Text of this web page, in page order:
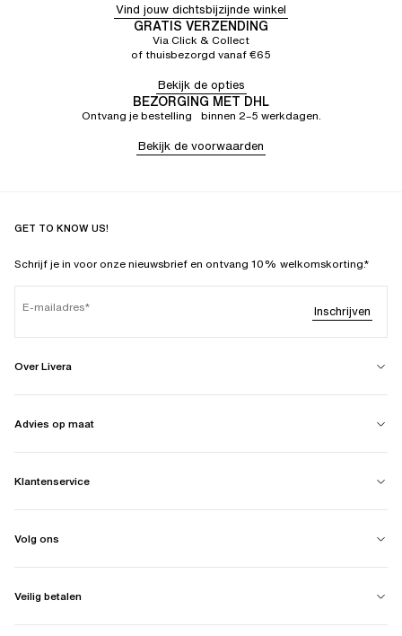
Vind jouw dichtsbijzijnde winkel
GRATIS VERZENDING
Via Click & Collect
of thuisbezorgd vanaf €65
Bekijk de opties
BEZORGING MET DHL
Ontvang je bestelling binnen 2–5 werkdagen.
Bekijk de voorwaarden
GET TO KNOW US!
Schrijf je in voor onze nieuwsbrief en ontvang 10% welkomskorting.*
E-mailadres Inschrijven
Over Livera
Advies op maat
Klantenservice
Volg ons
Veilig betalen